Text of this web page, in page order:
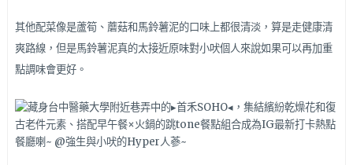
其他配菜像是蘆筍、蘑菇和馬鈴薯泥的口味上都很清淡，算是走健康清
爽路線，但是馬鈴薯泥真的太接近原味對小吠個人來說如果可以再加重
點調味會更好。